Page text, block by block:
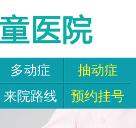
多动症
抽动症
来院路线 预约挂号